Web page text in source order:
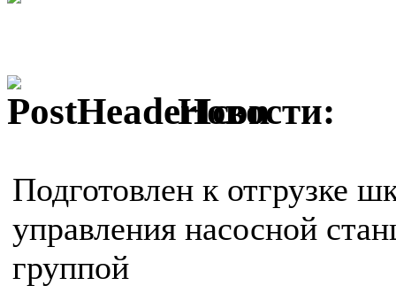
Новости:
Подготовлен к отгрузке
управления насосной
группой